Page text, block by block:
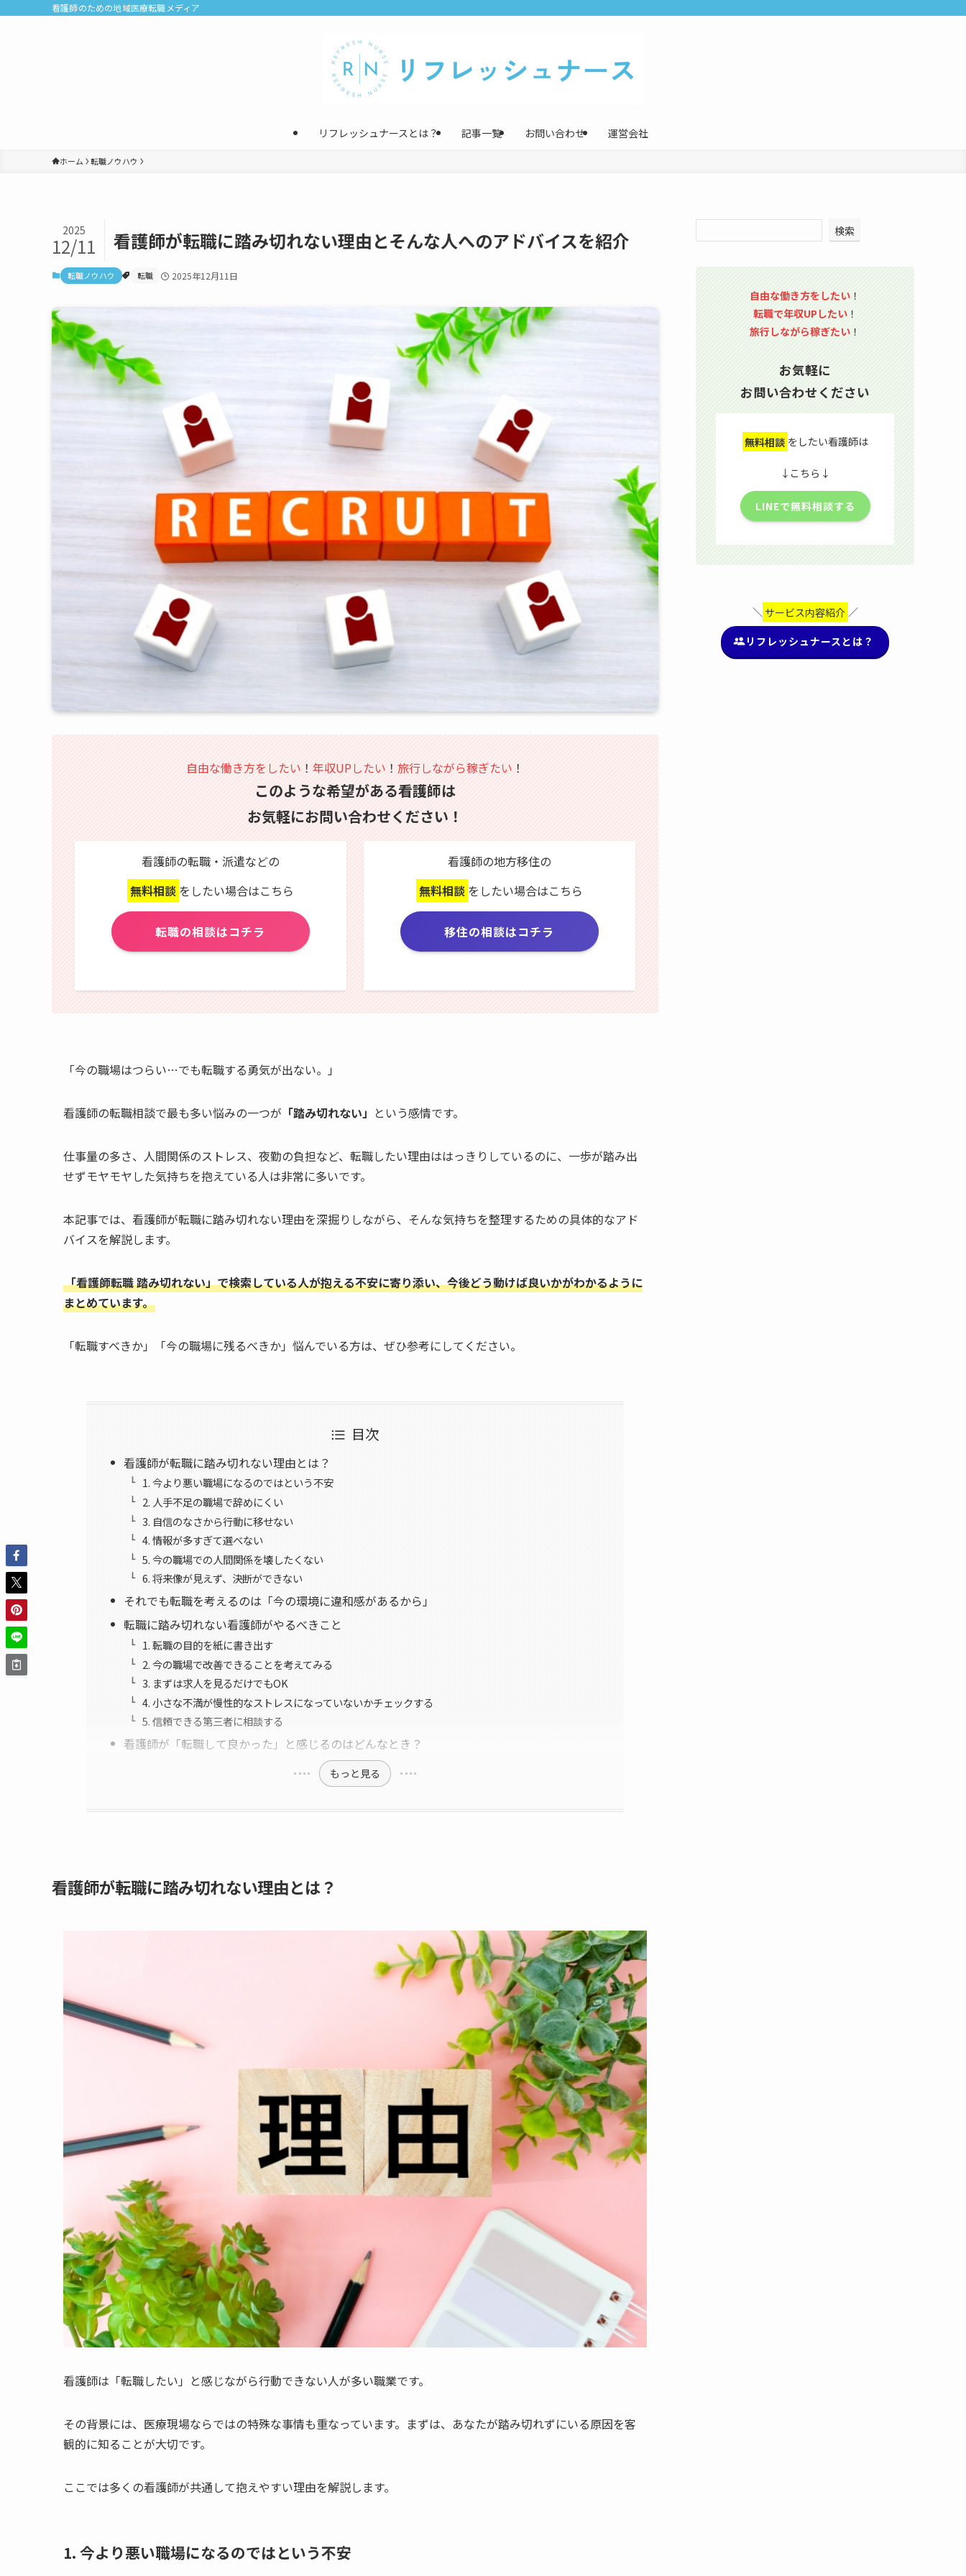
看護師のための地域医療転職メディア
リフレッシュナースとは？ 記事一覧 お問い合わせ 運営会社
ホーム 転職ノウハウ
看護師が転職に踏み切れない理由とそんな人へのアドバイスを紹介
2025
12/11
転職ノウハウ 転職 2025年12月11日
自由な働き方をしたい ！ 年収UPしたい ！ 旅行しながら稼ぎたい ！
このような希望がある看護師は
お気軽にお問い合わせください！
看護師の転職・派遣などの
無料相談 をしたい場合はこちら
転職の相談はコチラ
看護師の地方移住の
無料相談 をしたい場合はこちら
移住の相談はコチラ
「今の職場はつらい…でも転職する勇気が出ない。」
看護師の転職相談で最も多い悩みの一つが 「踏み切れない」 という感情です。
仕事量の多さ、人間関係のストレス、夜勤の負担など、転職したい理由ははっきりしているのに、一歩が踏み出
せずモヤモヤした気持ちを抱えている人は非常に多いです。
本記事では、看護師が転職に踏み切れない理由を深掘りしながら、そんな気持ちを整理するための具体的なアド
バイスを解説します。
「看護師転職 踏み切れない」で検索している人が抱える不安に寄り添い、今後どう動けば良いかがわかるように
まとめています。
「転職すべきか」「今の職場に残るべきか」悩んでいる方は、ぜひ参考にしてください。
目次
看護師が転職に踏み切れない理由とは？
1. 今より悪い職場になるのではという不安
2. 人手不足の職場で辞めにくい
3. 自信のなさから行動に移せない
4. 情報が多すぎて選べない
5. 今の職場での人間関係を壊したくない
6. 将来像が見えず、決断ができない
それでも転職を考えるのは「今の環境に違和感があるから」
転職に踏み切れない看護師がやるべきこと
1. 転職の目的を紙に書き出す
2. 今の職場で改善できることを考えてみる
3. まずは求人を見るだけでもOK
4. 小さな不満が慢性的なストレスになっていないかチェックする
5. 信頼できる第三者に相談する
看護師が「転職して良かった」と感じるのはどんなとき？
もっと見る
看護師が転職に踏み切れない理由とは？
看護師は「転職したい」と感じながら行動できない人が多い職業です。
その背景には、医療現場ならではの特殊な事情も重なっています。まずは、あなたが踏み切れずにいる原因を客
観的に知ることが大切です。
ここでは多くの看護師が共通して抱えやすい理由を解説します。
1. 今より悪い職場になるのではという不安
検索
自由な働き方をしたい ！
転職で年収UPしたい！
旅行しながら稼ぎたい ！
お気軽に
お問い合わせください
無料相談 をしたい看護師は
↓こちら↓
LINEで無料相談する
＼ サービス内容紹介 ／
リフレッシュナースとは？